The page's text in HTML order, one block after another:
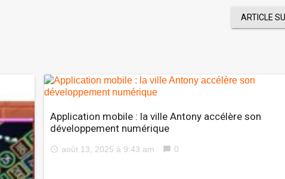
ARTICLE
Application mobile : la ville Antony accélère son
développement numérique
access_time août 13, 2025 à 9:43 am chat_bubble 0